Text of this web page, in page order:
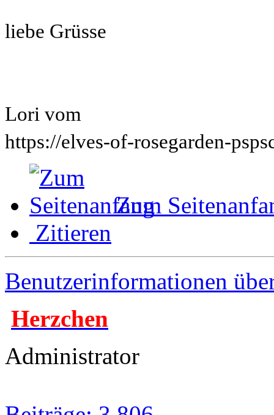
liebe Grüsse
Lori vom
https://elves-of-rosegarden-
Zum
Zitieren
Benutzerinformationen
Herzchen
Administrator